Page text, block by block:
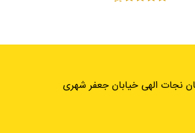
نجات الهی خیابان جعفر شهری